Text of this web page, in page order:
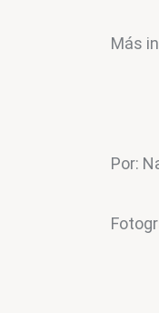
Más
Por: